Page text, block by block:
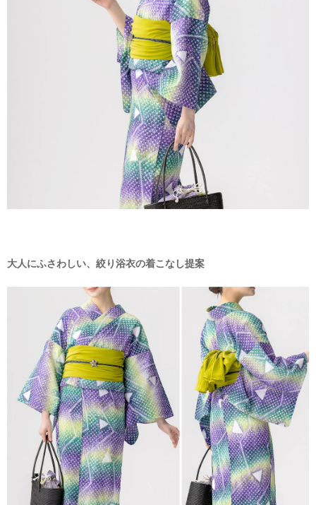
大人にふさわしい、絞り浴衣の着こなし提案